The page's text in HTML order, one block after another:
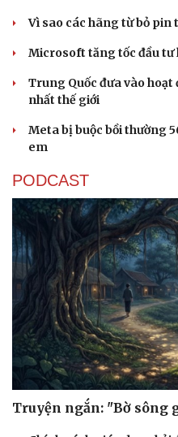
Di sản
Vì sao các hãng từ bỏ pin
Microsoft tăng tốc đầu tư
Trung Quốc đưa vào hoạt
nhất thế giới
Meta bị buộc bồi thường
em
PODCAST
Truyện ngắn: "Bờ sông